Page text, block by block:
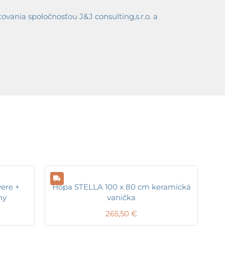
spoločnosťou J&J consulting,s.r.o. a
+
Hopa STELLA 100 x 80 cm keramická
vanička
265,50 €